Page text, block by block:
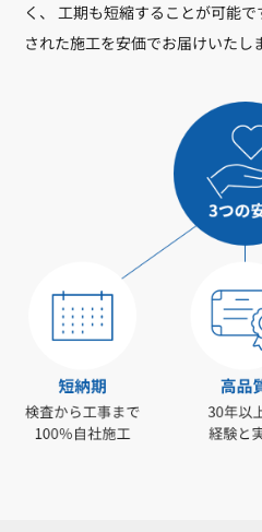
く、 工期も短縮することが可能
された施工を安価でお届けいたし